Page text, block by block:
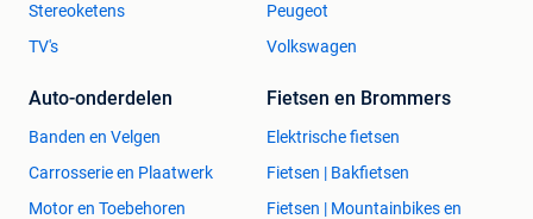
Stereoketens
TV's
Peugeot
Volkswagen
Auto-onderdelen
Banden en Velgen
Carrosserie en Plaatwerk
Motor en Toebehoren
Fietsen en Brommers
Elektrische fietsen
Fietsen | Bakfietsen
Fietsen | Mountainbikes en